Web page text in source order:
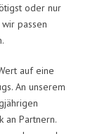
oder nur
passen
auf eine
An unserem
an Partnern.